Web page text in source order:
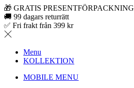
🎁 GRATIS PRESENTFÖRPACKNING
🚚 99 dagars returrätt
✅ Fri frakt från 399 kr
Menu
KOLLEKTION
MOBILE MENU